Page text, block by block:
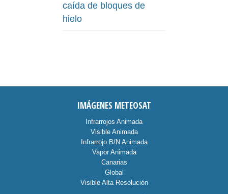
caída de bloques de
hielo
IMÁGENES METEOSAT
Infrarrojos Animada
Visible Animada
Infrarrojo B/N Animada
Vapor Animada
Canarias
Global
Visible Alta Resolución